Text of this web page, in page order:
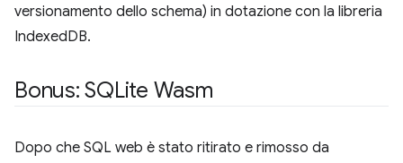
versionamento dello schema) in dotazione con la libreria
IndexedDB.
Bonus: SQLite Wasm
Dopo che SQL web è stato ritirato e rimosso da